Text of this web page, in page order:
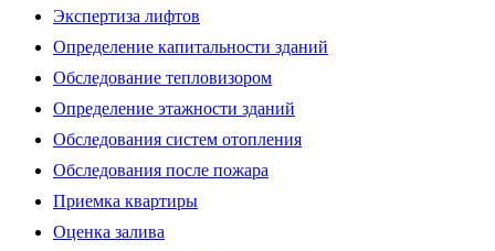
Экспертиза лифтов
Определение капитальности зданий
Обследование тепловизором
Определение этажности зданий
Обследования систем отопления
Обследования после пожара
Приемка квартиры
Оценка залива